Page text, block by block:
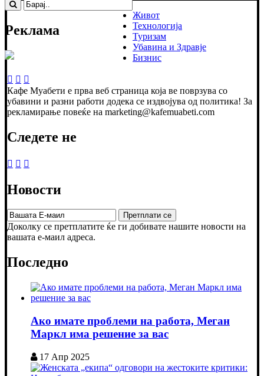
Реклама
Живот
Технологија
Туризам
Убавина и Здравје
Бизнис
Кафе Муабети е прва веб страница која ве поврзува со
убавини и разни работи додека се издвојува од политика! За
рекламирање повеќе на marketing@kafemuabeti.com
Следете не
Новости
Доколку се претплатите ќе ги добивате нашите новости на
вашата е-маил адреса.
Последно
Ако имате проблеми на работа, Меган
Маркл има решение за вас
17 Апр 2025